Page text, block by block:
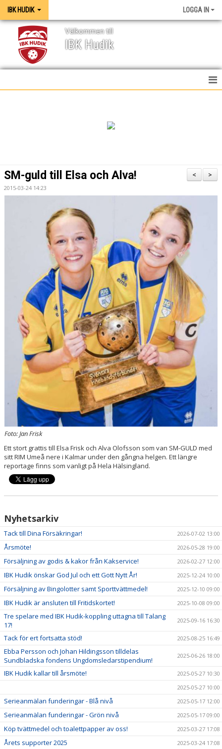
IBK HUDIK LOGGA IN
IBK Hudik
Välkommen till
MEDIA / GRAFISK PROFIL
MEDLEMSINFORMATION
FÖRSÄKRING
BILJETTINFORMATION
MATCHER
BILDER
IBIS INLOGGNING
HALLBOKNING
SPONSORER
>
<
SM-guld till Elsa och Alva!
2015-03-24 14:23
Foto: Jan Frisk
Ett stort grattis till Elsa Frisk och Alva Olofsson som van SM-GULD med
sitt RIM Umeå nere i Kalmar under den gångna helgen. Ett längre
reportage finns som vanligt på Hela Hälsingland.
Nyhetsarkiv
Tack till Dina Försäkringar! 2026-07-02 13:00
Årsmöte! 2026-05-28 19:00
Försäljning av godis & kakor från Kakservice! 2026-02-27 12:00
IBK Hudik önskar God Jul och ett Gott Nytt År! 2025-12-24 10:00
Försäljning av Bingolotter samt Sporttvättmedel! 2025-12-10 09:00
IBK Hudik är ansluten till Fritidskortet! 2025-10-08 09:00
Tre spelare med IBK Hudik-koppling uttagna till Talang
17!
2025-09-16 16:30
Tack för ert fortsatta stöd! 2025-08-25 16:49
Ebba Persson och Johan Hildingsson tilldelas
Sundbladska fondens Ungdomsledarstipendium!
2025-06-26 18:00
IBK Hudik kallar till årsmöte!
2025-05-27 10:30
2025-05-27 10:00
Serieanmälan funderingar - Blå nivå 2025-05-17 12:00
Serieanmälan funderingar - Grön nivå 2025-05-17 09:00
Köp tvättmedel och toalettpapper av oss! 2025-03-27 17:08
Årets supporter 2025 2025-03-24 17:08